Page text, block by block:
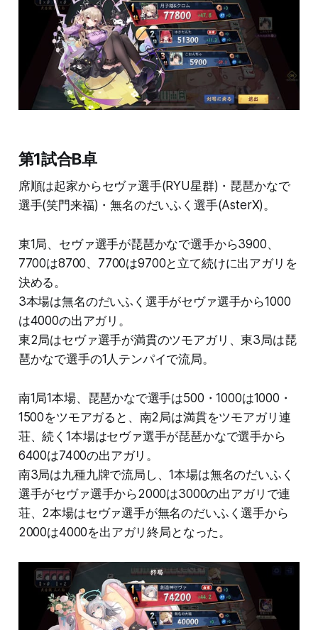
第1試合B卓
席順は起家からセヴァ選手(RYU星群)・琵琶かなで
選手(笑門来福)・無名のだいふく選手(AsterX)。
東1局、セヴァ選手が琵琶かなで選手から3900、
7700は8700、7700は9700と立て続けに出アガリを
決める。
3本場は無名のだいふく選手がセヴァ選手から1000
は4000の出アガリ。
東2局はセヴァ選手が満貫のツモアガリ、東3局は琵
琶かなで選手の1人テンパイで流局。
南1局1本場、琵琶かなで選手は500・1000は1000・
1500をツモアガると、南2局は満貫をツモアガリ連
荘、続く1本場はセヴァ選手が琵琶かなで選手から
6400は7400の出アガリ。
南3局は九種九牌で流局し、1本場は無名のだいふく
選手がセヴァ選手から2000は3000の出アガリで連
荘、2本場はセヴァ選手が無名のだいふく選手から
2000は4000を出アガリ終局となった。